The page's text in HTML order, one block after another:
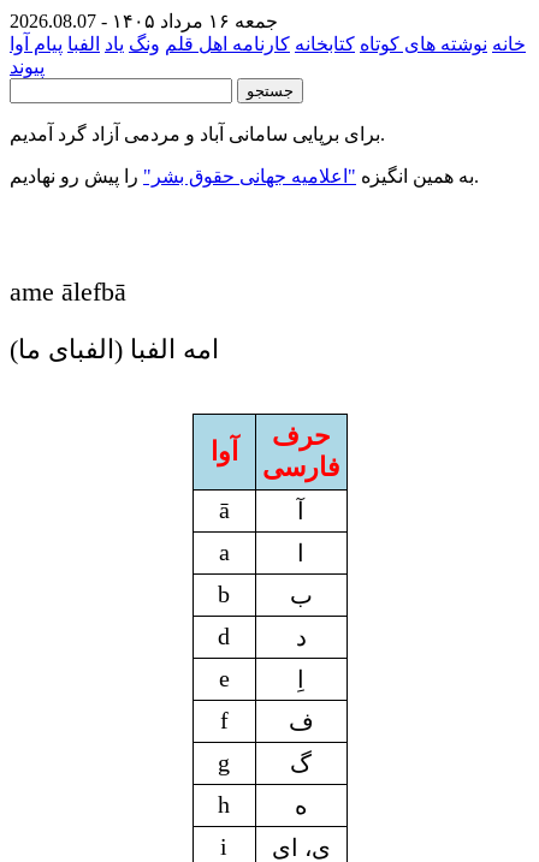
جمعه ۱۶ مرداد ۱۴۰۵ - 2026.08.07
خانه نوشته های کوتاه کتابخانه کارنامه اهل قلم ونگ یاد الفبا پیام آوا
پیوند
برای برپایی سامانی آباد و مردمی آزاد گرد آمدیم.
به همین انگیزه "اعلامیه جهانی حقوق بشر" را پیش رو نهادیم.
ame ālefbā
امه الفبا (الفبای ما)
آوا
حرف
فارسی
ā
a
b
ب
d
د
e
f
ف
g
گ
h
ه
i
ی، ای